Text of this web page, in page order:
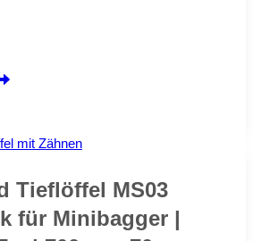
Tief­löf­fel MS03
für Mi­ni­bag­ger |